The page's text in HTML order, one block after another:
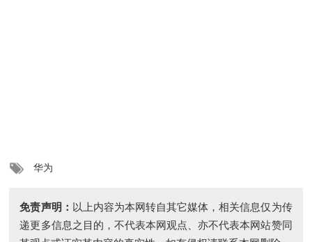
华为
免责声明： 以上内容为本网转自其它媒体，相关信息仅为传
递更多信息之目的，不代表本网观点、亦不代表本网站赞同